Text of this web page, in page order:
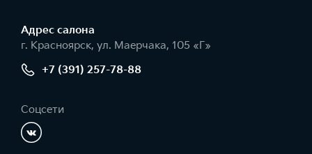
Адрес салонa
г. Красноярск, ул. Маерчака, 105 «Г»
+7 (391) 257-78-88
Соцсети